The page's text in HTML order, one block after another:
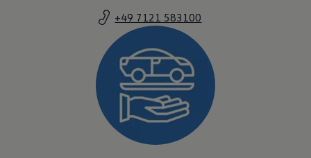
Lifestyle
Transport
Familie
Elektromobilität
Volkswagen R
Pannen- und Unfallhilfe
Volkswagen Kundenbetreuung
+49 7121 583100